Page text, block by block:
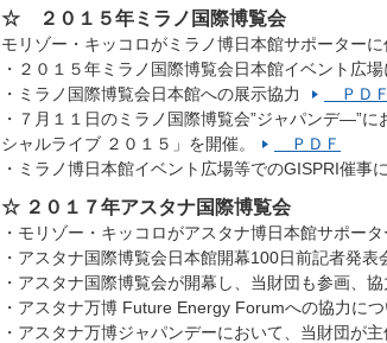
☆ ２０１５年ミラノ国際博覧会
モリゾー・キッコロがミラノ博日本館サポーター
・２０１５年ミラノ国際博覧会日本館イベント広
・ミラノ国際博覧会日本館への展示協力
ＰＤＦ
・７月１１日のミラノ国際博覧会”ジャパンデ―”
シャルライブ ２０１５」を開催。
ＰＤＦ
・ミラノ博日本館イベント広場等でのGISPRI催事
☆ ２０１７年アスタナ国際博覧会
・モリゾー・キッコロがアスタナ博日本館サポー
・アスタナ国際博覧会日本館開幕100日前記者発表
・アスタナ国際博覧会が開幕し、当財団も参画、協
・アスタナ万博 Future Energy Forumへの協力に
・アスタナ万博ジャパンデーにおいて、当財団が